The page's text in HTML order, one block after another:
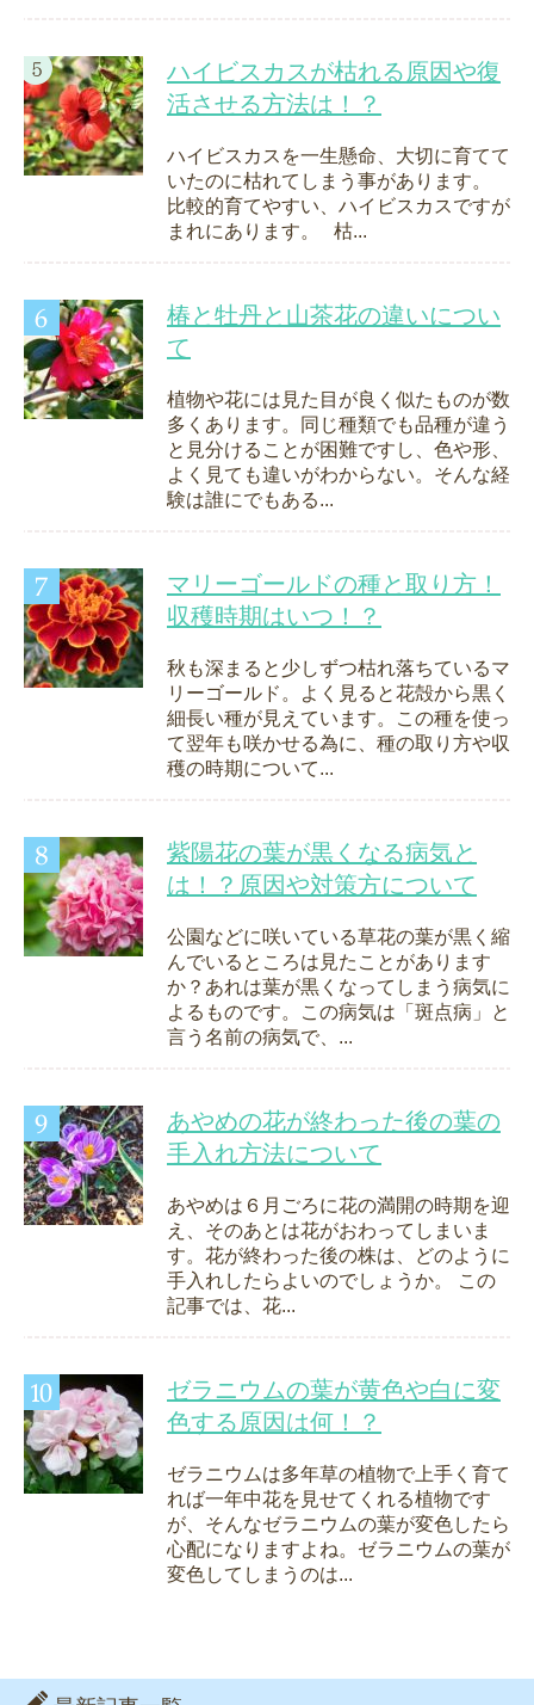
ハイビスカスが枯れる原因や復
活させる方法は！？
ハイビスカスを一生懸命、大切に育てて
いたのに枯れてしまう事があります。
比較的育てやすい、ハイビスカスですが
まれにあります。 枯...
椿と牡丹と山茶花の違いについ
て
植物や花には見た目が良く似たものが数
多くあります。同じ種類でも品種が違う
と見分けることが困難ですし、色や形、
よく見ても違いがわからない。そんな経
験は誰にでもある...
マリーゴールドの種と取り方！
収穫時期はいつ！？
秋も深まると少しずつ枯れ落ちているマ
リーゴールド。よく見ると花殻から黒く
細長い種が見えています。この種を使っ
て翌年も咲かせる為に、種の取り方や収
穫の時期について...
紫陽花の葉が黒くなる病気と
は！？原因や対策方について
公園などに咲いている草花の葉が黒く縮
んでいるところは見たことがあります
か？あれは葉が黒くなってしまう病気に
よるものです。この病気は「斑点病」と
言う名前の病気で、...
あやめの花が終わった後の葉の
手入れ方法について
あやめは６月ごろに花の満開の時期を迎
え、そのあとは花がおわってしまいま
す。花が終わった後の株は、どのように
手入れしたらよいのでしょうか。 この
記事では、花...
ゼラニウムの葉が黄色や白に変
色する原因は何！？
ゼラニウムは多年草の植物で上手く育て
れば一年中花を見せてくれる植物です
が、そんなゼラニウムの葉が変色したら
心配になりますよね。ゼラニウムの葉が
変色してしまうのは...